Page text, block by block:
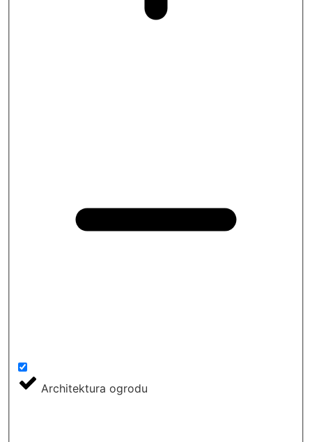
Architektura ogrodu